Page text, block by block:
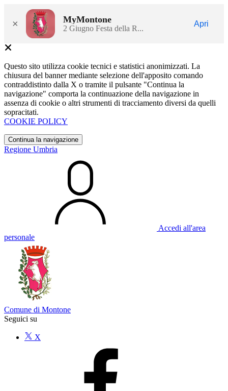
× MyMontone
2 Giugno Festa della R...
Apri
Questo sito utilizza cookie tecnici e statistici anonimizzati. La
chiusura del banner mediante selezione dell'apposito comando
contraddistinto dalla X o tramite il pulsante "Continua la
navigazione" comporta la continuazione della navigazione in
assenza di cookie o altri strumenti di tracciamento diversi da quelli
sopracitati.
COOKIE POLICY
Continua la navigazione
Regione Umbria
Accedi all'area
personale
Comune di Montone
Seguici su
X